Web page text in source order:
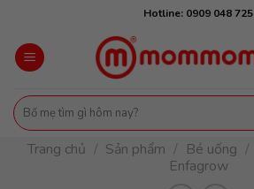
content
Hotline: 0909 048 725
Tìm
kiếm:
Trang chủ / Sản phẩm / Bé uống /
Enfagrow